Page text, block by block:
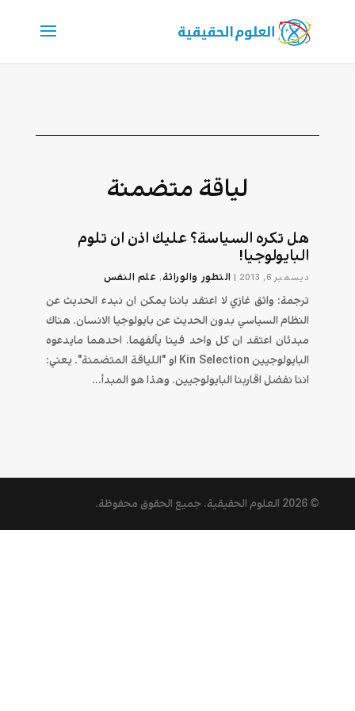
لياقة متضمنة
هل تكره السياسة؟ عليك اذن ان تلوم
البايولوجيا!
ديسمبر 6, 2013 | التطور والوراثة, علم النفس
ترجمة: واثق غازي لا اعتقد باننا يمكن ان نبدء الحديث عن
النظام السياسي بدون الحديث عن بايولوجيا الانسان. هناك
مبدئان اعتقد ان كل واحد فينا يألفهما. احدهما مايدعوه
البايولوجيين Kin Selection او "اللياقة المتضمنة". يعني:
اننا نفضل اقاربنا البايولوجيين. وهذا هو المبدأ...
© 2026 العلوم الحقيقية. جميع الحقوق محفوظة.